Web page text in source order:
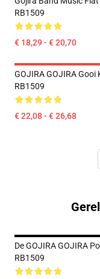
RB1509
€ 18,29 - € 20,70
GOJIRA GOJIRA Gooi
RB1509
€ 22,08 - € 26,68
De GOJIRA GOJIRA
RB1509